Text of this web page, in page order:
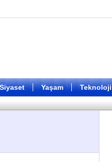
Siyaset Yaşam Teknoloji